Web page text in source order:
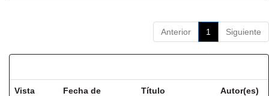
Anterior 1 Siguiente
Vista
Fecha de
Título Autor(es)